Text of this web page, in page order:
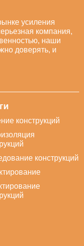
усиления
компания,
наши
доверять, и
конструкций
конструкций